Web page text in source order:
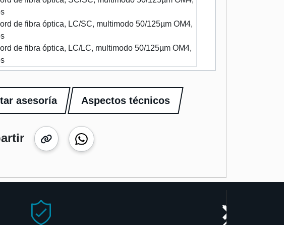
de fibra óptica, LC/SC, multimodo 50/125µm OM4,
de fibra óptica, LC/LC, multimodo 50/125µm OM4,
asesoría Aspectos técnicos